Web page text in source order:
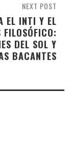
NEXT POST
EL INTI Y EL
FILOSÓFICO:
DEL SOL Y
BACANTES